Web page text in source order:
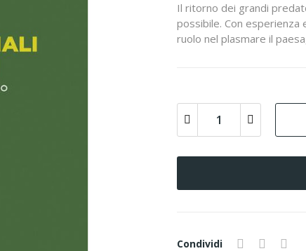
Il ritorno dei grandi
possibile. Con esperienza
ruolo nel plasmare il
Condividi